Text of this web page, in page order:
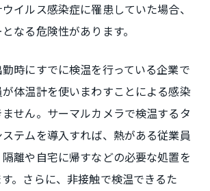
イルス感染症に罹患していた場合、
なる危険性があります。
時にすでに検温を行っている企業で
体温計を使いまわすことによる感染
せん。サーマルカメラで検温するタ
テムを導入すれば、熱がある従業員
離や自宅に帰すなどの必要な処置を
。さらに、非接触で検温できるた